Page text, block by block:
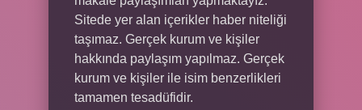
Sitede yer alan içerikler haber niteliği
taşımaz. Gerçek kurum ve kişiler
hakkında paylaşım yapılmaz. Gerçek
kurum ve kişiler ile isim benzerlikleri
tamamen tesadüfidir.